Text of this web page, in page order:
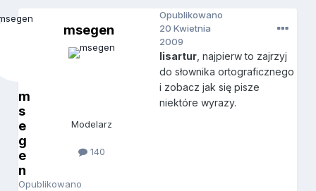
m
s
e
g
e
n
Opublikowano
msegen
Modelarz
140
Opublikowano
20 Kwietnia
2009
lisartur , najpierw to zajrzyj
do słownika ortograficznego
i zobacz jak się pisze
niektóre wyrazy.